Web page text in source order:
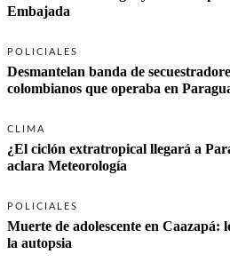
Embajada
POLICIALES
Desmantelan banda de
colombianos que operaba en
CLIMA
¿El ciclón extratropical llegará a
aclara Meteorología
POLICIALES
Muerte de adolescente en Caazapá:
la autopsia